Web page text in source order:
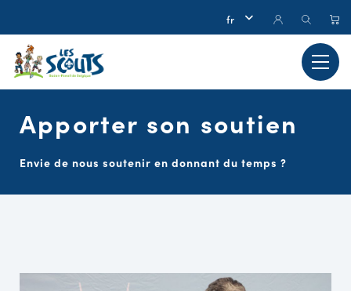
Apporter son soutien
Envie de nous soutenir en donnant du temps ?